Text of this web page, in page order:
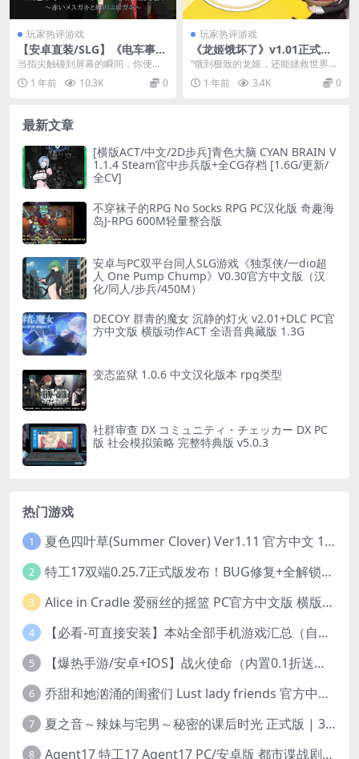
玩家热评游戏
【安卓直装/SLG】《电车事
件：双生叛逆少女的救赎之
路》
当指尖触碰到屏幕的瞬间，你便化
身成为都市暗影中的”秩序维护者R...
1 年前 10.3K 0
玩家热评游戏
《龙姬饿坏了》v1.01正式
版：经典ARPG重生！全中文
+动态CG的奇幻盛宴
“饿到极致的龙姬，还能拯救世界
吗？”​​ 这个看似荒诞的问题，正是
《龙姬饿坏了》...
1 年前 3.4K 0
最新文章
[横版ACT/中文/2D步兵]青色大脑 CYAN BRAIN V
1.1.4 Steam官中步兵版+全CG存档 [1.6G/更新/
全CV]
不穿袜子的RPG No Socks RPG PC汉化版 奇趣海
岛J-RPG 600M轻量整合版
安卓与PC双平台同人SLG游戏《独泵侠/一dio超
人 One Pump Chump》V0.30官方中文版（汉
化/同人/步兵/450M）
DECOY 群青的魔女 沉静的灯火 v2.01+DLC PC官
方中文版 横版动作ACT 全语音典藏版 1.3G
变态监狱 1.0.6 中文汉化版本 rpg类型
社群审查 DX コミュニティ・チェッカー DX PC
版 社会模拟策略 完整特典版 v5.0.3
热门游戏
1 夏色四叶草(Summer Clover) Ver1.11 官方中文 1+4.35G 全CG 有CV 百度盘版本
2 特工17双端0.25.7正式版发布！BUG修复+全解锁存档+赞助码合集（安卓/PC/中文/动态）
3 Alice in Cradle 爱丽丝的摇篮 PC官方中文版 横版动作ACT 手绘幻想风 v0.29g 完整体验版
4 【必看-可直接安装】本站全部手机游戏汇总（自带修改器MOD）
5 【爆热手游/安卓+IOS】战火使命（内置0.1折送可触碰战姬）[中文/美女养成/整合兑换码/双端互通/更新]（公测）
6 乔甜和她汹涌的闺蜜们 Lust lady friends 官方中文版本 SLG类型
7 夏之音～辣妹与宅男～秘密的课后时光 正式版 | 3D 动态步兵触摸互动 SLG|PC 平台 | 内嵌汉化 + 去码补丁 + 修改存档 | 1.5G
8 Agent17 特工17 Agent17 PC/安卓版 都市谍战剧情模拟RPG v0.26.6 官方中文高清版